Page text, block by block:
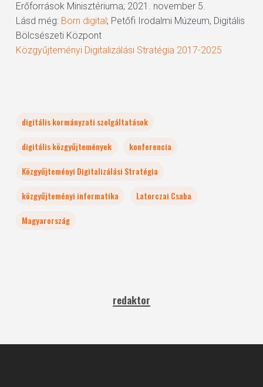
Erőforrások Minisztériuma; 2021. november 5.
Lásd még: Born digital; Petőfi Irodalmi Múzeum, Digitális
Bölcsészeti Központ
Közgyűjteményi Digitalizálási Stratégia 2017-2025
digitális kormányzati szolgáltatások
digitális közgyűjtemények
konferencia
Közgyűjteményi Digitalizálási Stratégia
közgyűjteményi informatika
Latorczai Csaba
Magyarország
redaktor